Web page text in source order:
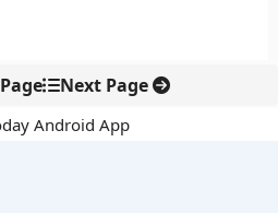
Next Page
Android App